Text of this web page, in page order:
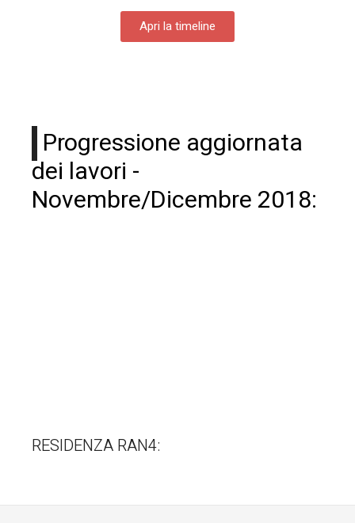
Apri la timeline
Progressione aggiornata
dei lavori -
Novembre/Dicembre 2018:
RESIDENZA RAN4: